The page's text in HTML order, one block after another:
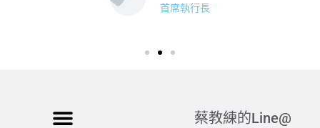
首席執行長
蔡教練的Line@